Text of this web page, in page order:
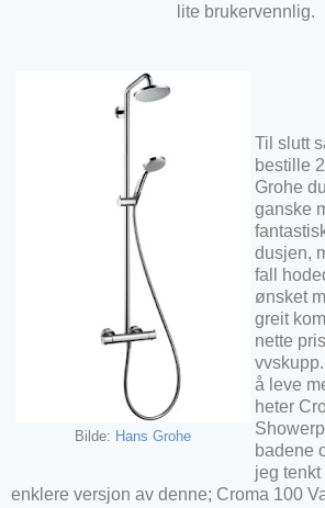
lite brukervennlig.
Bilde: Hans Grohe
Til slutt
bestille
Grohe
ganske
dusjen,
fall
ønsket
greit
nette
å leve
heter
badene
jeg
enklere versjon av denne; Croma 100